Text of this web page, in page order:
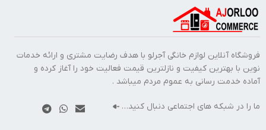
فروشگاه آنلاین لوازم خانگی آجرلو با هدف رضایت مشتری و ارائه خدمات
نوین با بهترین کیفیت و نازلترین قیمت فعالیت خود را آغاز کرده و
آماده خدمت رسانی به عموم مردم میباشد .
ما را در شبکه های اجتماعی دنبال کنید…